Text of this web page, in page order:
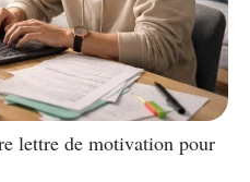
lettre de motivation pour